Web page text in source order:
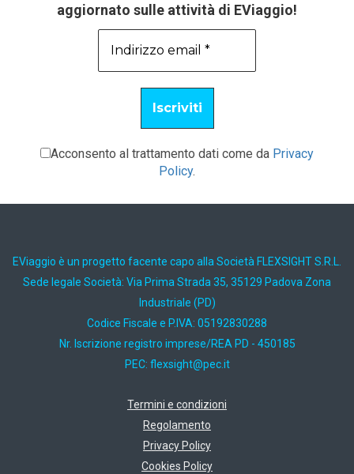
aggiornato sulle attività di EViaggio!
Acconsento al trattamento dati come da Privacy
Policy.
EViaggio è un progetto facente capo alla Società FLEXSIGHT S.R.L.
Sede legale Società: Via Prima Strada 35, 35129 Padova Zona
Industriale (PD)
Codice Fiscale e P.IVA: 05192830288
Nr. Iscrizione registro imprese/REA PD - 450185
PEC: ti.cep@thgisxelf
Termini e condizioni
Regolamento
Privacy Policy
Cookies Policy